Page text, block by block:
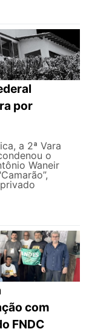
por
a 2ª Vara
o
Waneir
com
FNDC